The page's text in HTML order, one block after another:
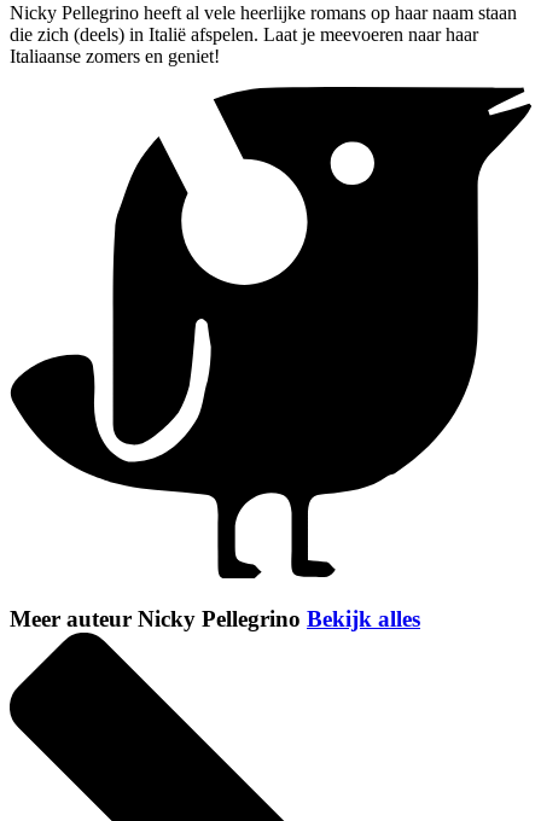
Nicky Pellegrino heeft al vele heerlijke romans op haar naam staan
die zich (deels) in Italië afspelen. Laat je meevoeren naar haar
Italiaanse zomers en geniet!
Meer auteur Nicky Pellegrino Bekijk alles